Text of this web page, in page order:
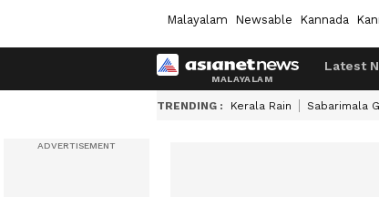
Malayalam Newsable Kannada
Latest
TRENDING : Kerala Rain Sabarimala